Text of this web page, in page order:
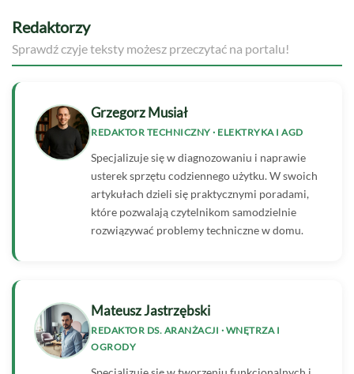
Redaktorzy
Sprawdź czyje teksty możesz przeczytać na portalu!
Grzegorz Musiał
REDAKTOR TECHNICZNY · ELEKTRYKA I AGD
Specjalizuje się w diagnozowaniu i naprawie
usterek sprzętu codziennego użytku. W swoich
artykułach dzieli się praktycznymi poradami,
które pozwalają czytelnikom samodzielnie
rozwiązywać problemy techniczne w domu.
Mateusz Jastrzębski
REDAKTOR DS. ARANŻACJI · WNĘTRZA I
OGRODY